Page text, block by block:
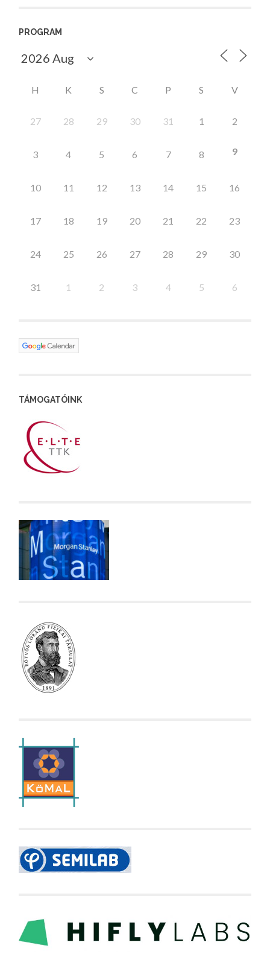
PROGRAM
H K S C P S V
27 28 29 30 31 1 2
3 4 5 6 7 8 9
10 11 12 13 14 15 16
17 18 19 20 21 22 23
24 25 26 27 28 29 30
31 1 2 3 4 5 6
TÁMOGATÓINK